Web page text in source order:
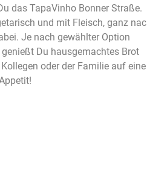
das TapaVinho Bonner Straße.
und mit Fleisch, ganz
Je nach gewählter Option
Du hausgemachtes Brot
oder der Familie auf eine